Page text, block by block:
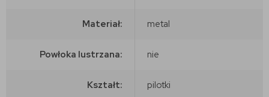
Materiał: metal
Powłoka lustrzana: nie
Kształt: pilotki